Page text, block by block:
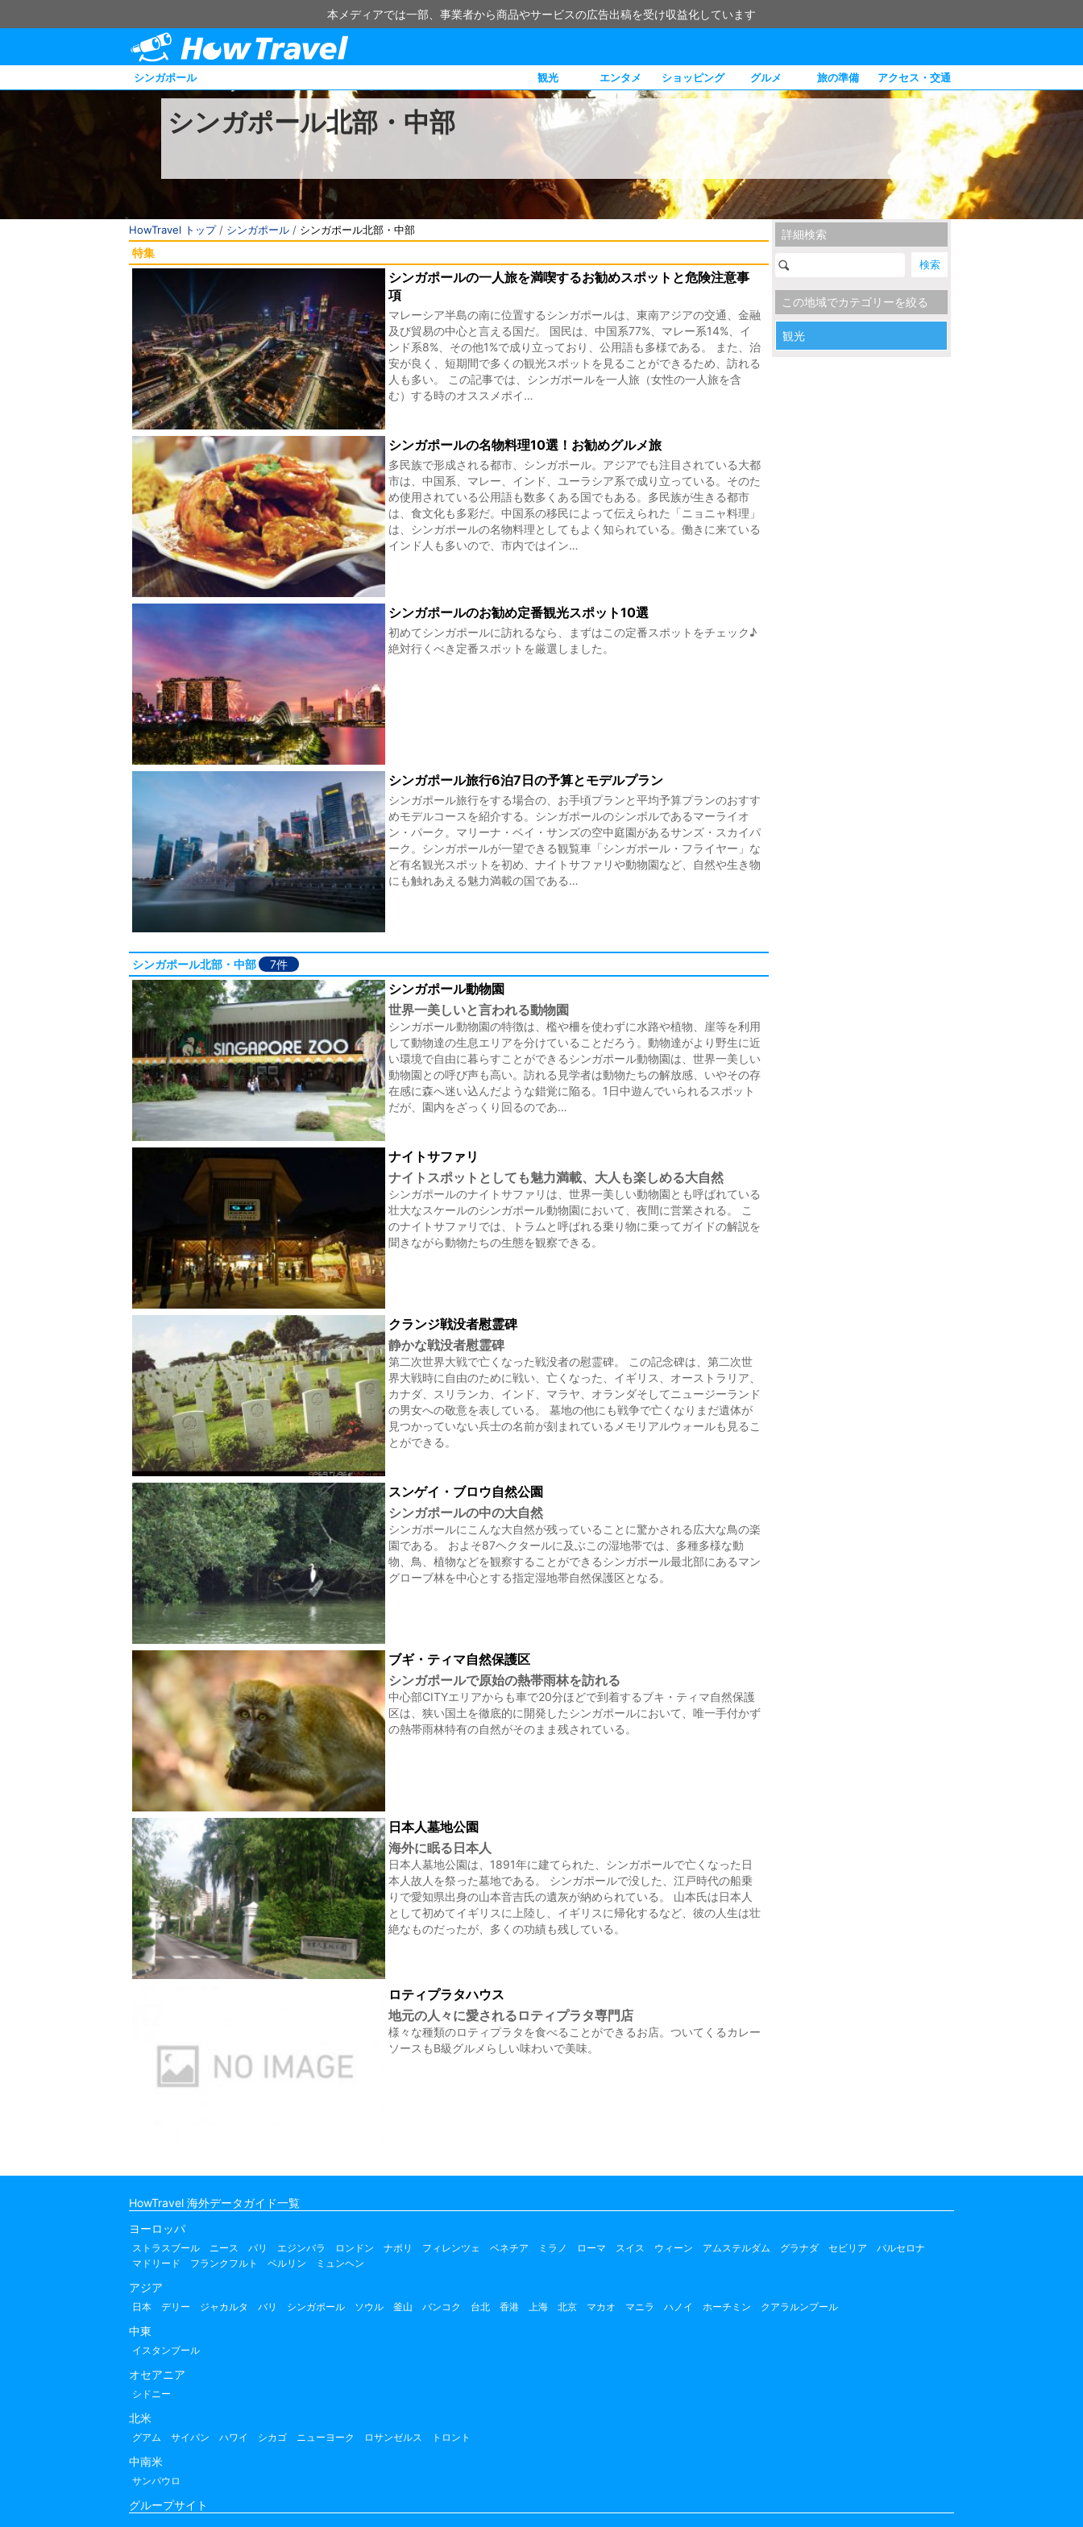
本メディアでは一部、事業者から商品やサービスの広告出稿を受け収益化しています
シンガポール 観光 エンタメ ショッピング グルメ 旅の準備 アクセス・交通
シンガポール北部・中部
詳細検索
この地域でカテゴリーを絞る
観光
HowTravel トップ/ シンガポール / シンガポール北部・中部
特集
シンガポールの一人旅を満喫するお勧めスポットと危険注意事
項
マレーシア半島の南に位置するシンガポールは、東南アジアの交通、金融
及び貿易の中心と言える国だ。 国民は、中国系77%、マレー系14%、イ
ンド系8%、その他1%で成り立っており、公用語も多様である。 また、治
安が良く、短期間で多くの観光スポットを見ることができるため、訪れる
人も多い。 この記事では、シンガポールを一人旅（女性の一人旅を含
む）する時のオススメポイ…
シンガポールの名物料理10選！お勧めグルメ旅
多民族で形成される都市、シンガポール。アジアでも注目されている大都
市は、中国系、マレー、インド、ユーラシア系で成り立っている。そのた
め使用されている公用語も数多くある国でもある。多民族が生きる都市
は、食文化も多彩だ。中国系の移民によって伝えられた「ニョニャ料理」
は、シンガポールの名物料理としてもよく知られている。働きに来ている
インド人も多いので、市内ではイン…
シンガポールのお勧め定番観光スポット10選
初めてシンガポールに訪れるなら、まずはこの定番スポットをチェック♪
絶対行くべき定番スポットを厳選しました。
シンガポール旅行6泊7日の予算とモデルプラン
シンガポール旅行をする場合の、お手頃プランと平均予算プランのおすす
めモデルコースを紹介する。シンガポールのシンボルであるマーライオ
ン・パーク。マリーナ・ベイ・サンズの空中庭園があるサンズ・スカイパ
ーク。シンガポールが一望できる観覧車「シンガポール・フライヤー」な
ど有名観光スポットを初め、ナイトサファリや動物園など、自然や生き物
にも触れあえる魅力満載の国である…
シンガポール北部・中部 7件
シンガポール動物園
世界一美しいと言われる動物園
シンガポール動物園の特徴は、檻や柵を使わずに水路や植物、崖等を利用
して動物達の生息エリアを分けていることだろう。動物達がより野生に近
い環境で自由に暮らすことができるシンガポール動物園は、世界一美しい
動物園との呼び声も高い。訪れる見学者は動物たちの解放感、いやその存
在感に森へ迷い込んだような錯覚に陥る。1日中遊んでいられるスポット
だが、園内をざっくり回るのであ…
ナイトサファリ
ナイトスポットとしても魅力満載、大人も楽しめる大自然
シンガポールのナイトサファリは、世界一美しい動物園とも呼ばれている
壮大なスケールのシンガポール動物園において、夜間に営業される。 こ
のナイトサファリでは、トラムと呼ばれる乗り物に乗ってガイドの解説を
聞きながら動物たちの生態を観察できる。
クランジ戦没者慰霊碑
静かな戦没者慰霊碑
第二次世界大戦で亡くなった戦没者の慰霊碑。 この記念碑は、第二次世
界大戦時に自由のために戦い、亡くなった、イギリス、オーストラリア、
カナダ、スリランカ、インド、マラヤ、オランダそしてニュージーランド
の男女への敬意を表している。 墓地の他にも戦争で亡くなりまだ遺体が
見つかっていない兵士の名前が刻まれているメモリアルウォールも見るこ
とができる。
スンゲイ・ブロウ自然公園
シンガポールの中の大自然
シンガポールにこんな大自然が残っていることに驚かされる広大な鳥の楽
園である。 およそ87ヘクタールに及ぶこの湿地帯では、多種多様な動
物、鳥、植物などを観察することができるシンガポール最北部にあるマン
グローブ林を中心とする指定湿地帯自然保護区となる。
ブギ・ティマ自然保護区
シンガポールで原始の熱帯雨林を訪れる
中心部CITYエリアからも車で20分ほどで到着するブキ・ティマ自然保護
区は、狭い国土を徹底的に開発したシンガポールにおいて、唯一手付かず
の熱帯雨林特有の自然がそのまま残されている。
日本人墓地公園
海外に眠る日本人
日本人墓地公園は、1891年に建てられた、シンガポールで亡くなった日
本人故人を祭った墓地である。 シンガポールで没した、江戸時代の船乗
りで愛知県出身の山本音吉氏の遺灰が納められている。 山本氏は日本人
として初めてイギリスに上陸し、イギリスに帰化するなど、彼の人生は壮
絶なものだったが、多くの功績も残している。
ロティプラタハウス
地元の人々に愛されるロティプラタ専門店
様々な種類のロティプラタを食べることができるお店。ついてくるカレー
ソースもB級グルメらしい味わいで美味。
HowTravel 海外データガイド一覧
ヨーロッパ
ストラスブール ニース パリ エジンバラ ロンドン ナポリ フィレンツェ ベネチア ミラノ ローマ スイス ウィーン アムステルダム グラナダ セビリア
バルセロナ
マドリード
フランクフルト ベルリン ミュンヘン
アジア
日本 デリー ジャカルタ バリ シンガポール ソウル 釜山 バンコク 台北 香港 上海 北京 マカオ マニラ ハノイ ホーチミン クアラルンプール
中東
イスタンブール
オセアニア
シドニー
北米
グアム サイパン ハワイ シカゴ ニューヨーク ロサンゼルス トロント
中南米
サンパウロ
グループサイト